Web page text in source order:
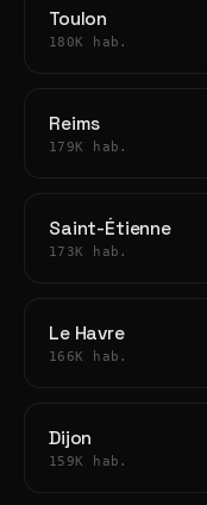
Toulon
180K hab.
Reims
179K hab.
Saint-Étienne
173K hab.
Le Havre
166K hab.
Dijon
159K hab.